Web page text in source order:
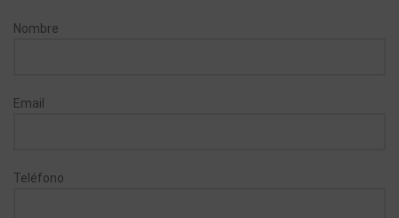
Nombre
Email
Teléfono